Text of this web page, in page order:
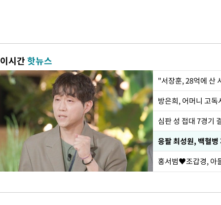
이시간핫뉴스
"서장훈, 28억에 산
방은희, 어머니 고
심판 성 접대 7경기
응팔 최성원, 백혈
홍서범♥조갑경, 아